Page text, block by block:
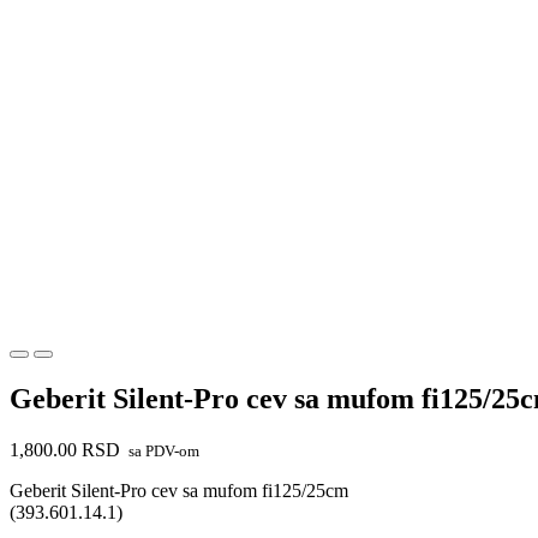
Geberit Silent-Pro cev sa mufom fi125/
1,800.00 RSD sa PDV-om
Geberit Silent-Pro cev sa mufom fi125/25cm
(393.601.14.1)